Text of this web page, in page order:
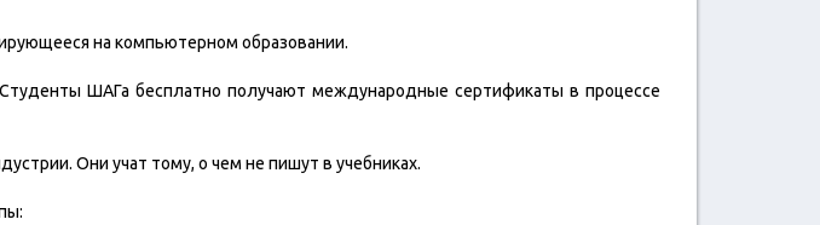
на компьютерном образовании.
ШАГа бесплатно получают международные сертификаты в процессе
Они учат тому, о чем не пишут в учебниках.